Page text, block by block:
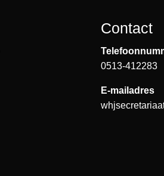
Contact
0513-412283
E-mailadres